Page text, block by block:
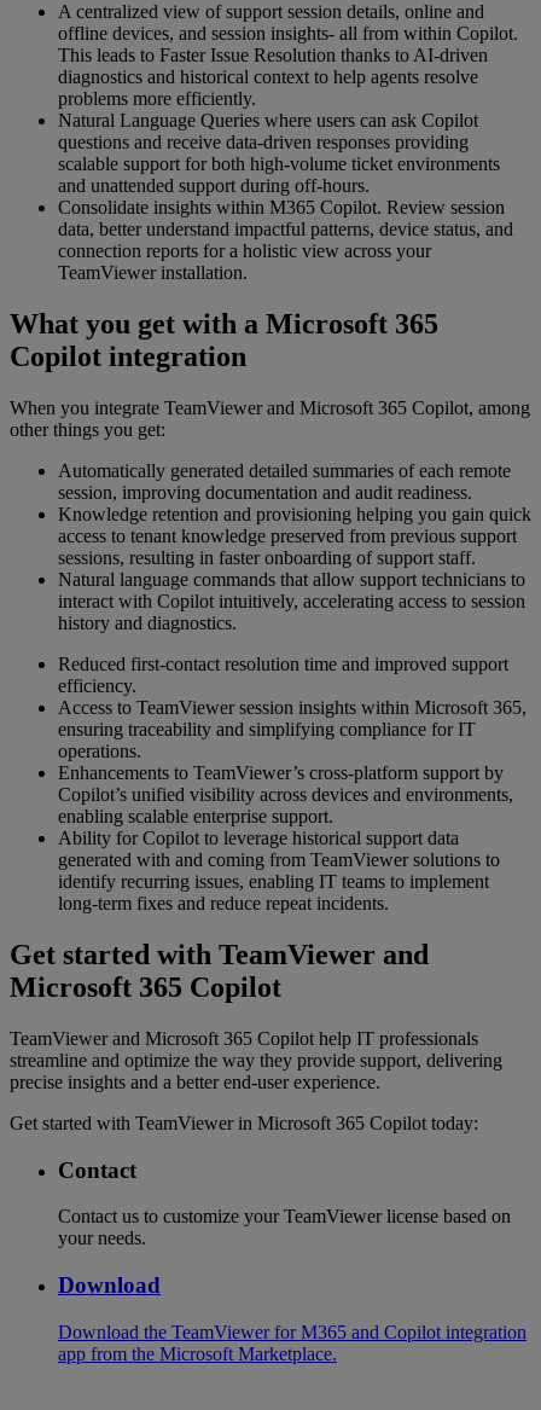
A centralized view of support session details, online and
offline devices, and session insights- all from within Copilot.
This leads to Faster Issue Resolution thanks to AI-driven
diagnostics and historical context to help agents resolve
problems more efficiently.
Natural Language Queries where users can ask Copilot
questions and receive data-driven responses providing
scalable support for both high-volume ticket environments
and unattended support during off-hours.
Consolidate insights within M365 Copilot. Review session
data, better understand impactful patterns, device status, and
connection reports for a holistic view across your
TeamViewer installation.
What you get with a Microsoft 365
Copilot integration
When you integrate TeamViewer and Microsoft 365 Copilot, among
other things you get:
Automatically generated detailed summaries of each remote
session, improving documentation and audit readiness.
Knowledge retention and provisioning helping you gain quick
access to tenant knowledge preserved from previous support
sessions, resulting in faster onboarding of support staff.
Natural language commands that allow support technicians to
interact with Copilot intuitively, accelerating access to session
history and diagnostics.
Reduced first-contact resolution time and improved support
efficiency.
Access to TeamViewer session insights within Microsoft 365,
ensuring traceability and simplifying compliance for IT
operations.
Enhancements to TeamViewer’s cross-platform support by
Copilot’s unified visibility across devices and environments,
enabling scalable enterprise support.
Ability for Copilot to leverage historical support data
generated with and coming from TeamViewer solutions to
identify recurring issues, enabling IT teams to implement
long-term fixes and reduce repeat incidents.
Get started with TeamViewer and
Microsoft 365 Copilot
TeamViewer and Microsoft 365 Copilot help IT professionals
streamline and optimize the way they provide support, delivering
precise insights and a better end-user experience.
Get started with TeamViewer in Microsoft 365 Copilot today:
Contact
Contact us to customize your TeamViewer license based on
your needs.
Download
Download the TeamViewer for M365 and Copilot integration
app from the Microsoft Marketplace.